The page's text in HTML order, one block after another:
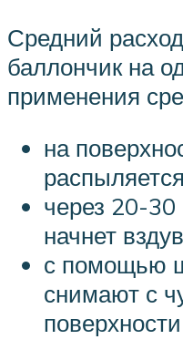
Средний
баллончик на
применения
на
через 20-30
начнет
с помощью
снимают с